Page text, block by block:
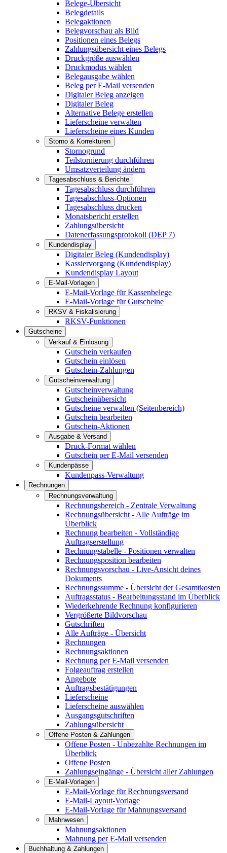
Belege-Übersicht
Belegdetails
Belegaktionen
Belegvorschau als Bild
Positionen eines Belegs
Zahlungsübersicht eines Belegs
Druckgröße auswählen
Druckmodus wählen
Belegausgabe wählen
Beleg per E-Mail versenden
Digitaler Beleg anzeigen
Digitaler Beleg
Alternative Belege erstellen
Lieferscheine verwalten
Lieferscheine eines Kunden
Storno & Korrekturen
Stornogrund
Teilstornierung durchführen
Umsatzverteilung ändern
Tagesabschluss & Berichte
Tagesabschluss durchführen
Tagesabschluss-Optionen
Tagesabschluss drucken
Monatsbericht erstellen
Zahlungsübersicht
Datenerfassungsprotokoll (DEP 7)
Kundendisplay
Digitaler Beleg (Kundendisplay)
Kassiervorgang (Kundendisplay)
Kundendisplay Layout
E-Mail-Vorlagen
E-Mail-Vorlage für Kassenbelege
E-Mail-Vorlage für Gutscheine
RKSV & Fiskalisierung
RKSV-Funktionen
Gutscheine
Verkauf & Einlösung
Gutschein verkaufen
Gutschein einlösen
Gutschein-Zahlungen
Gutscheinverwaltung
Gutscheinverwaltung
Gutscheinübersicht
Gutscheine verwalten (Seitenbereich)
Gutschein bearbeiten
Gutschein-Aktionen
Ausgabe & Versand
Druck-Format wählen
Gutschein per E-Mail versenden
Kundenpässe
Kundenpass-Verwaltung
Rechnungen
Rechnungsverwaltung
Rechnungsbereich - Zentrale Verwaltung
Rechnungsübersicht - Alle Aufträge im
Überblick
Rechnung bearbeiten - Vollständige
Auftragserstellung
Rechnungstabelle - Positionen verwalten
Rechnungsposition bearbeiten
Rechnungsvorschau - Live-Ansicht deines
Dokuments
Rechnungssumme - Übersicht der Gesamtkosten
Auftragsstatus - Bearbeitungsstand im Überblick
Wiederkehrende Rechnung konfigurieren
Vergrößerte Bildvorschau
Gutschriften
Alle Aufträge - Übersicht
Rechnungen
Rechnungsaktionen
Rechnung per E-Mail versenden
Folgeauftrag erstellen
Angebote
Auftragsbestätigungen
Lieferscheine
Lieferscheine auswählen
Ausgangsgutschriften
Zahlungsübersicht
Offene Posten & Zahlungen
Offene Posten - Unbezahlte Rechnungen im
Überblick
Offene Posten
Zahlungseingänge - Übersicht aller Zahlungen
E-Mail-Vorlagen
E-Mail-Vorlage für Rechnungsversand
E-Mail-Layout-Vorlage
E-Mail-Vorlage für Mahnungsversand
Mahnwesen
Mahnungsaktionen
Mahnung per E-Mail versenden
Buchhaltung & Zahlungen